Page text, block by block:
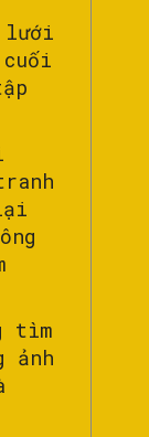
lưới
tìm
ảnh